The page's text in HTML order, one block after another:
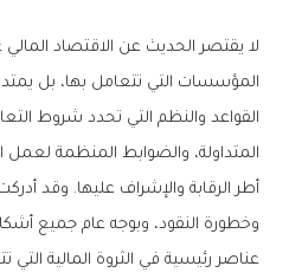
لا يقتصر الحديث عن الاقتصاد المالي
المؤسسات التي تتعامل بها، بل
القواعد والنظم التي تحدد شروط
المتداولة، والضوابط المنظمة لعمل
أطر الرقابة والإشراف عليها. وقد
وخطورة النقود، وبوجه عام جميع
عناصر رئيسية في الثروة المالية